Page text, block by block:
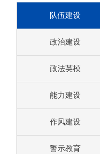
队伍建设
政治建设
政法英模
能力建设
作风建设
警示教育